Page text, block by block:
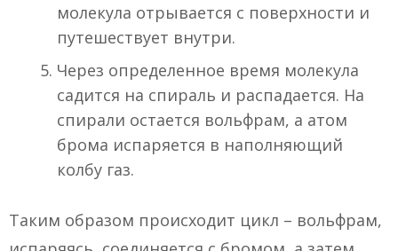
молекула отрывается с поверхности и
путешествует внутри.
Через определенное время молекула
садится на спираль и распадается. На
спирали остается вольфрам, а атом
брома испаряется в наполняющий
колбу газ.
Таким образом происходит цикл – вольфрам,